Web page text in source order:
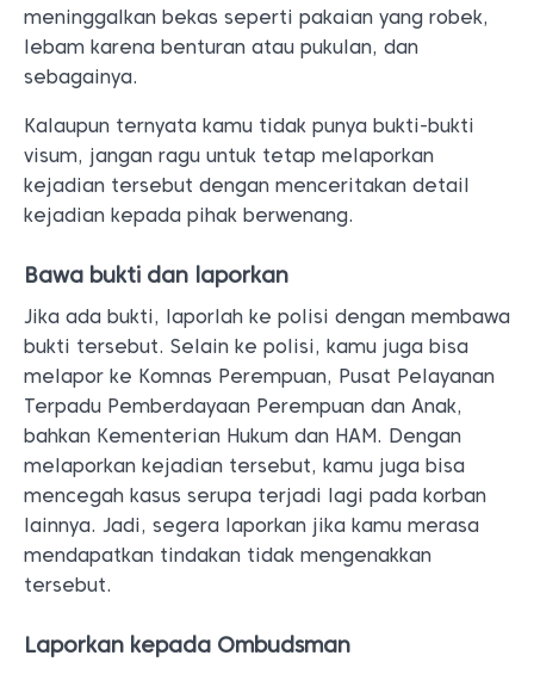
meninggalkan bekas seperti pakaian yang robek,
lebam karena benturan atau pukulan, dan
sebagainya.
Kalaupun ternyata kamu tidak punya bukti-bukti
visum, jangan ragu untuk tetap melaporkan
kejadian tersebut dengan menceritakan detail
kejadian kepada pihak berwenang.
Bawa bukti dan laporkan
Jika ada bukti, laporlah ke polisi dengan membawa
bukti tersebut. Selain ke polisi, kamu juga bisa
melapor ke Komnas Perempuan, Pusat Pelayanan
Terpadu Pemberdayaan Perempuan dan Anak,
bahkan Kementerian Hukum dan HAM. Dengan
melaporkan kejadian tersebut, kamu juga bisa
mencegah kasus serupa terjadi lagi pada korban
lainnya. Jadi, segera laporkan jika kamu merasa
mendapatkan tindakan tidak mengenakkan
tersebut.
Laporkan kepada Ombudsman